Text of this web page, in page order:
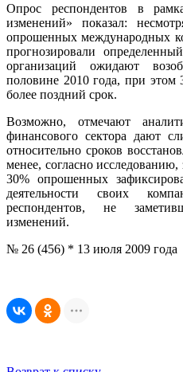
Опрос респондентов в
изменений» показал:
опрошенных международных
прогнозировали
организаций ожидают
половине 2010 года, при
более поздний срок.
Возможно, отмечают
финансового сектора дают
относительно сроков
менее, согласно
30% опрошенных
деятельности своих
респондентов, не
изменений.
№ 26 (456) * 13 июля 2009 года